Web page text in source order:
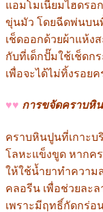
แอมโมเนียมไฮดรอ
ขุ่นมัว โดยฉีดพ่นบน
เช็ดออกด้วยผ้าแห้ง
กับที่เด็กปั๊มใช้เช็ดก
เพื่อจะได้ไม่ทิ้งรอย
♥♥ การขจัดคราบหิ
คราบหินปูนที่เกาะบ
โลหะแข็งขูด หากค
ให้ใช้น้ำยาทำความ
คลอรีน เพื่อช่วยละล
เพราะมีฤทธิ์กัดกร่อ